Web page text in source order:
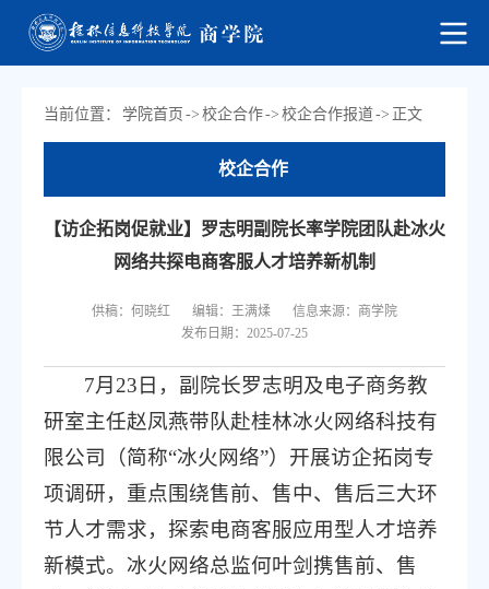
当前位置： 学院首页 -> 校企合作-> 校企合作报道-> 正文
校企合作
【访企拓岗促就业】罗志明副院长率学院团队赴冰火
网络共探电商客服人才培养新机制
供稿：何晓红 编辑：王满煣
信息来源：商学院
发布日期：2025-07-25
7月23日，副院长罗志明及电子商务教
研室主任赵凤燕带队赴桂林冰火网络科技有
限公司（简称“冰火网络”）开展访企拓岗专
项调研，重点围绕售前、售中、售后三大环
节人才需求，探索电商客服应用型人才培养
新模式。冰火网络总监何叶剑携售前、售